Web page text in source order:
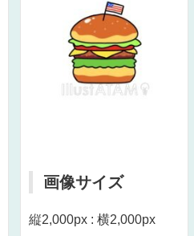
画像サイズ
縦2,000px : 横2,000px